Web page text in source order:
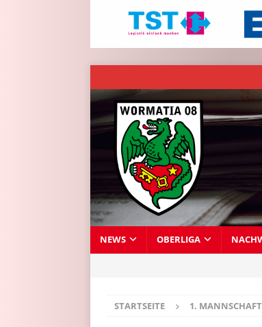
NEWS OBERLIGA
STARTSEITE 1. MANNSCHAFT